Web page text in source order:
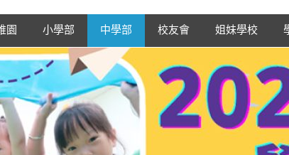
園 小學部 中學部 校友會 姐妹學校